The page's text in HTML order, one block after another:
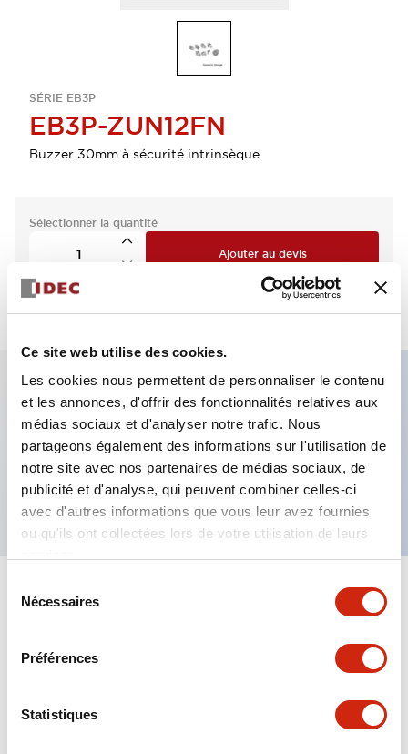
Ce site web utilise des cookies.
Les cookies nous permettent de personnaliser le contenu
et les annonces, d'offrir des fonctionnalités relatives aux
médias sociaux et d'analyser notre trafic. Nous
partageons également des informations sur l'utilisation de
notre site avec nos partenaires de médias sociaux, de
publicité et d'analyse, qui peuvent combiner celles-ci
avec d'autres informations que vous leur avez fournies
ou qu'ils ont collectées lors de votre utilisation de leurs
Nécessaires
Préférences
Statistiques
SÉRIE EB3P
EB3P-ZUN12FN
Buzzer 30mm à sécurité intrinsèque
Sélectionner la quantité
Ajouter au devis
Caractéristiques clés
Buzzers, découpe de panneau Ø30, son
intermittent, 3 Hz
Spécifications Tout développer +